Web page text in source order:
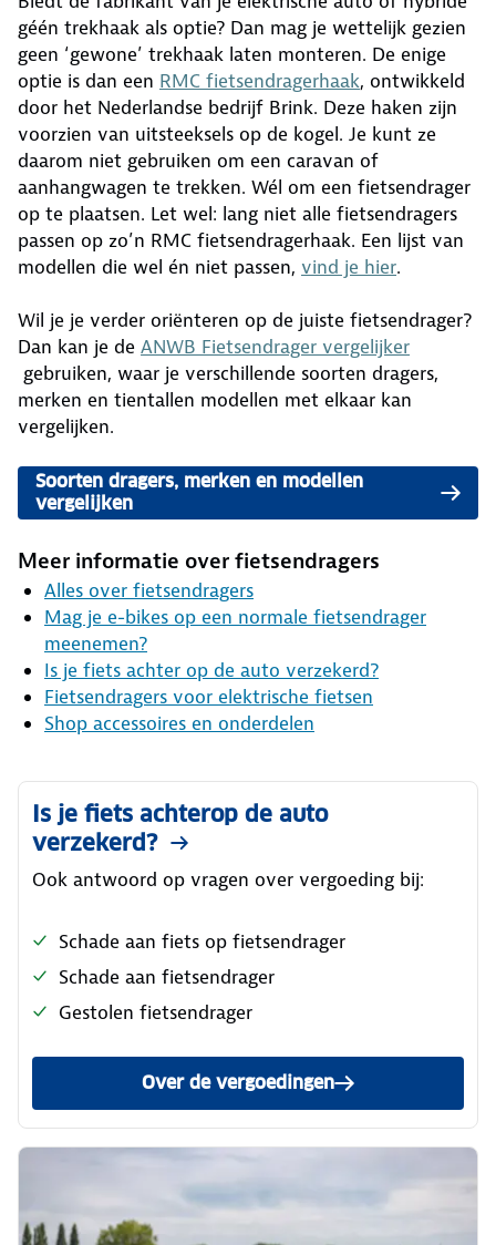
géén trekhaak als optie? Dan mag je wettelijk gezien
geen ‘gewone’ trekhaak laten monteren. De enige
optie is dan een RMC fietsendragerhaak, ontwikkeld
door het Nederlandse bedrijf Brink. Deze haken zijn
voorzien van uitsteeksels op de kogel. Je kunt ze
daarom niet gebruiken om een caravan of
aanhangwagen te trekken. Wél om een fietsendrager
op te plaatsen. Let wel: lang niet alle fietsendragers
passen op zo’n RMC fietsendragerhaak. Een lijst van
modellen die wel én niet passen, vind je hier.
Wil je je verder oriënteren op de juiste fietsendrager?
Dan kan je de ANWB Fietsendrager vergelijker
gebruiken, waar je verschillende soorten dragers,
merken en tientallen modellen met elkaar kan
vergelijken.
Soorten dragers, merken en modellen
vergelijken
Meer informatie over fietsendragers
Alles over fietsendragers
Mag je e-bikes op een normale fietsendrager
meenemen?
Is je fiets achter op de auto verzekerd?
Fietsendragers voor elektrische fietsen
Shop accessoires en onderdelen
Is je fiets achterop de auto
verzekerd?
Ook antwoord op vragen over vergoeding bij:
Schade aan fiets op fietsendrager
Schade aan fietsendrager
Gestolen fietsendrager
Over de vergoedingen